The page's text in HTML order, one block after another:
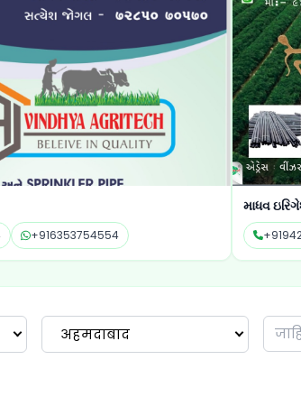
+919426373007
अहमदाबाद